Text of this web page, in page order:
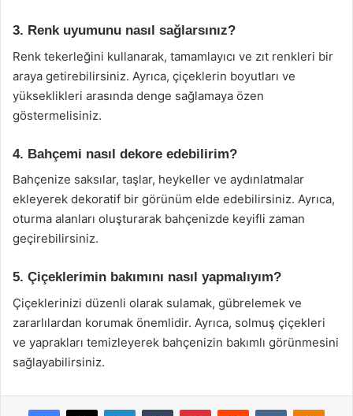
3. Renk uyumunu nasıl sağlarsınız?
Renk tekerleğini kullanarak, tamamlayıcı ve zıt renkleri bir
araya getirebilirsiniz. Ayrıca, çiçeklerin boyutları ve
yükseklikleri arasında denge sağlamaya özen
göstermelisiniz.
4. Bahçemi nasıl dekore edebilirim?
Bahçenize saksılar, taşlar, heykeller ve aydınlatmalar
ekleyerek dekoratif bir görünüm elde edebilirsiniz. Ayrıca,
oturma alanları oluşturarak bahçenizde keyifli zaman
geçirebilirsiniz.
5. Çiçeklerimin bakımını nasıl yapmalıyım?
Çiçeklerinizi düzenli olarak sulamak, gübrelemek ve
zararlılardan korumak önemlidir. Ayrıca, solmuş çiçekleri
ve yaprakları temizleyerek bahçenizin bakımlı görünmesini
sağlayabilirsiniz.
Facebook
X LinkedInTumblr PinterestReddit VKontakte